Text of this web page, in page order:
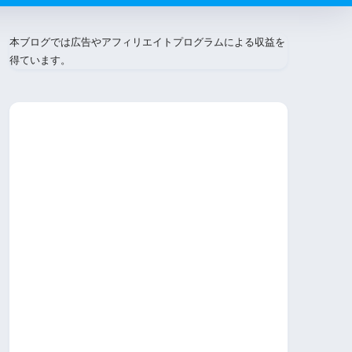
本ブログでは広告やアフィリエイトプログラムによる収益を
得ています。